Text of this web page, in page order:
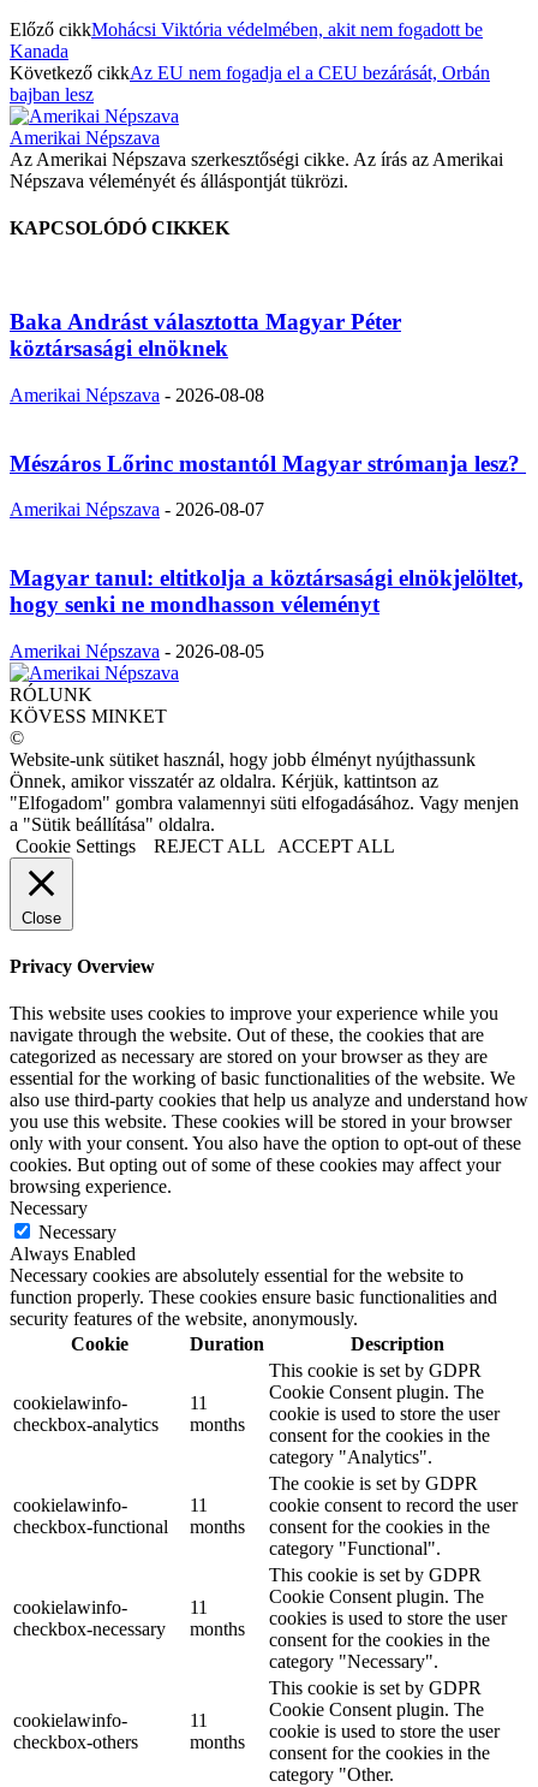
Előző cikkMohácsi Viktória védelmében, akit nem fogadott be
Kanada
Következő cikkAz EU nem fogadja el a CEU bezárását, Orbán
bajban lesz
Amerikai Népszava
Az Amerikai Népszava szerkesztőségi cikke. Az írás az Amerikai
Népszava véleményét és álláspontját tükrözi.
KAPCSOLÓDÓ CIKKEK
Baka Andrást választotta Magyar Péter
köztársasági elnöknek
Amerikai Népszava - 2026-08-08
Mészáros Lőrinc mostantól Magyar strómanja lesz?
Amerikai Népszava - 2026-08-07
Magyar tanul: eltitkolja a köztársasági elnökjelöltet,
hogy senki ne mondhasson véleményt
Amerikai Népszava - 2026-08-05
RÓLUNK
KÖVESS MINKET
©
Website-unk sütiket használ, hogy jobb élményt nyújthassunk
Önnek, amikor visszatér az oldalra. Kérjük, kattintson az
"Elfogadom" gombra valamennyi süti elfogadásához. Vagy menjen
a "Sütik beállítása" oldalra.
Cookie Settings
REJECT ALL ACCEPT ALL
Close
Privacy Overview
This website uses cookies to improve your experience while you
navigate through the website. Out of these, the cookies that are
categorized as necessary are stored on your browser as they are
essential for the working of basic functionalities of the website. We
also use third-party cookies that help us analyze and understand how
you use this website. These cookies will be stored in your browser
only with your consent. You also have the option to opt-out of these
cookies. But opting out of some of these cookies may affect your
browsing experience.
Necessary
Necessary
Always Enabled
Necessary cookies are absolutely essential for the website to
function properly. These cookies ensure basic functionalities and
security features of the website, anonymously.
Cookie
Duration Description
cookielawinfo-
checkbox-analytics
11
months
This cookie is set by GDPR
Cookie Consent plugin. The
cookie is used to store the user
consent for the cookies in the
category "Analytics".
cookielawinfo-
checkbox-functional
11
months
The cookie is set by GDPR
cookie consent to record the user
consent for the cookies in the
category "Functional".
cookielawinfo-
checkbox-necessary
11
months
This cookie is set by GDPR
Cookie Consent plugin. The
cookies is used to store the user
consent for the cookies in the
category "Necessary".
cookielawinfo-
checkbox-others
11
months
This cookie is set by GDPR
Cookie Consent plugin. The
cookie is used to store the user
consent for the cookies in the
category "Other.